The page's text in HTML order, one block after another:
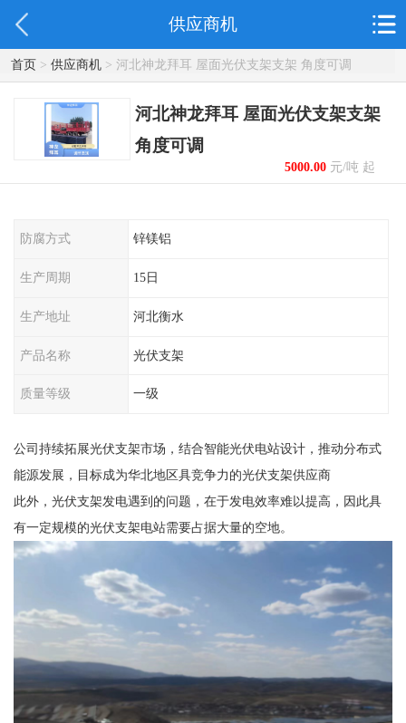
供应商机
首页> 供应商机> 河北神龙拜耳 屋面光伏支架支架 角度可调
河北神龙拜耳 屋面光伏支架支架
角度可调
5000.00元/吨 起
防腐方式 锌镁铝
生产周期 15日
生产地址 河北衡水
产品名称 光伏支架
质量等级 一级
公司持续拓展光伏支架市场，结合智能光伏电站设计，推动分布式
能源发展，目标成为华北地区具竞争力的光伏支架供应商
此外，光伏支架发电遇到的问题，在于发电效率难以提高，因此具
有一定规模的光伏支架电站需要占据大量的空地。